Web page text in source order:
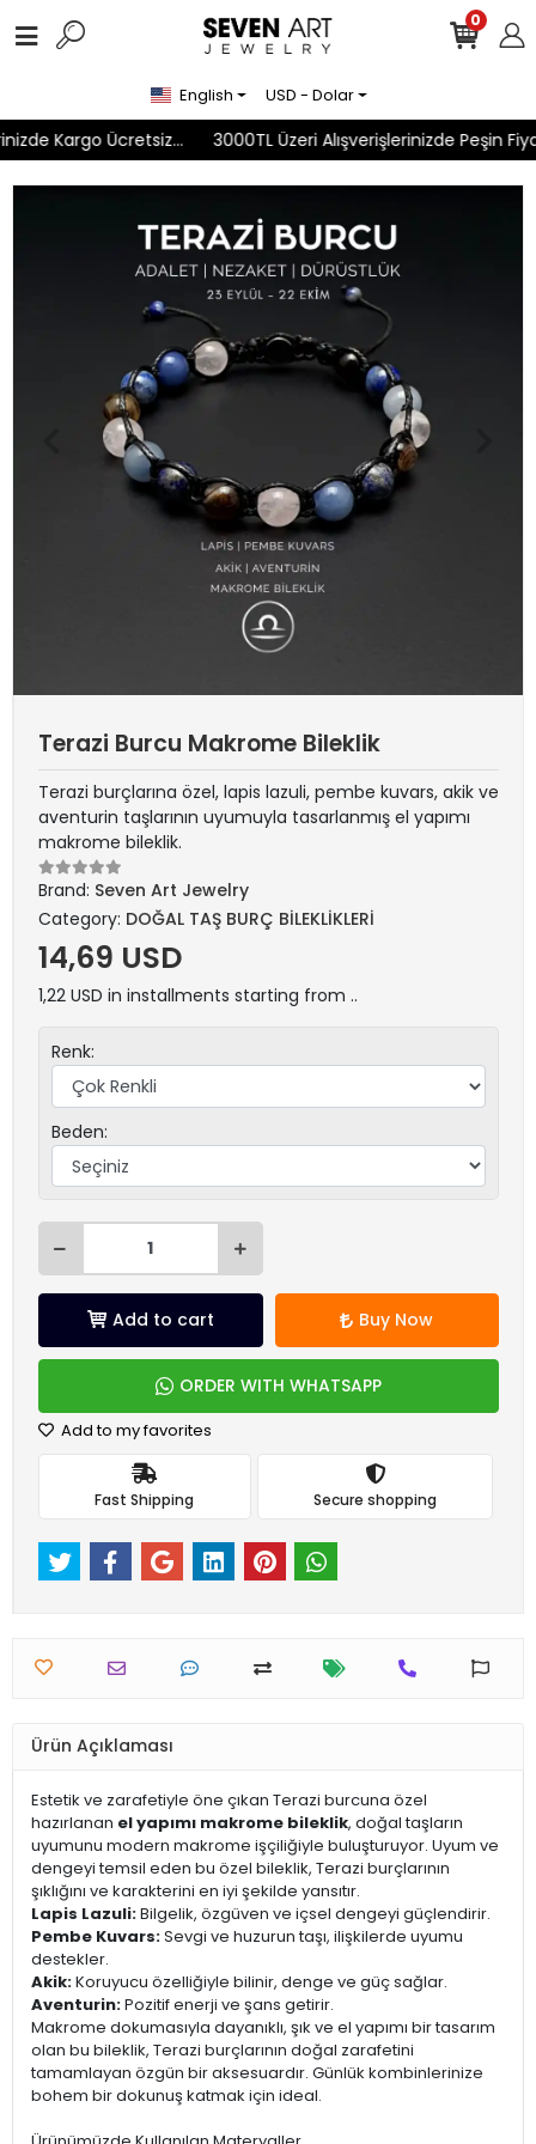
Kargo Ücretsiz... 3000TL Üzeri Alışverişlerinizde Peşin
0
English USD - Dolar
Terazi Burcu Makrome Bileklik
Terazi burçlarına özel, lapis lazuli, pembe kuvars, akik ve
aventurin taşlarının uyumuyla tasarlanmış el yapımı
makrome bileklik.
Brand: Seven Art Jewelry
Category: DOĞAL TAŞ BURÇ BİLEKLİKLERİ
14,69 USD
1,22 USD in installments starting from ..
Renk:
Beden:
Add to cart Buy Now
ORDER WITH WHATSAPP
Add to my favorites
Fast Shipping Secure shopping
Ürün Açıklaması
Estetik ve zarafetiyle öne çıkan Terazi burcuna özel
hazırlanan el yapımı makrome bileklik, doğal taşların
uyumunu modern makrome işçiliğiyle buluşturuyor. Uyum ve
dengeyi temsil eden bu özel bileklik, Terazi burçlarının
şıklığını ve karakterini en iyi şekilde yansıtır.
Lapis Lazuli:Bilgelik, özgüven ve içsel dengeyi güçlendirir.
Pembe Kuvars:Sevgi ve huzurun taşı, ilişkilerde uyumu
destekler.
Akik:Koruyucu özelliğiyle bilinir, denge ve güç sağlar.
Aventurin:Pozitif enerji ve şans getirir.
Makrome dokumasıyla dayanıklı, şık ve el yapımı bir tasarım
olan bu bileklik, Terazi burçlarının doğal zarafetini
tamamlayan özgün bir aksesuardır. Günlük kombinlerinize
bohem bir dokunuş katmak için ideal.